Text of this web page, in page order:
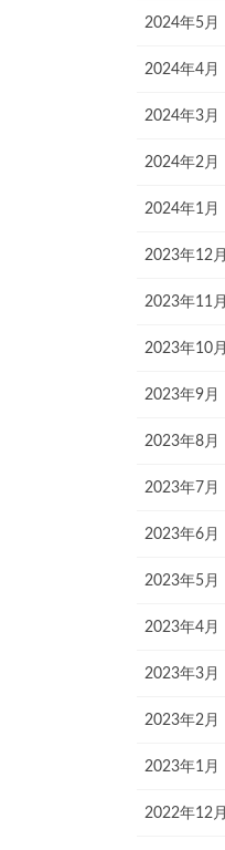
2024年5月
2024年4月
2024年3月
2024年2月
2024年1月
2023年12月
2023年11月
2023年10月
2023年9月
2023年8月
2023年7月
2023年6月
2023年5月
2023年4月
2023年3月
2023年2月
2023年1月
2022年12月